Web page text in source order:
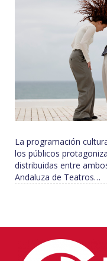
La programación
los públicos
distribuidas entre
Andaluza de Teatros…